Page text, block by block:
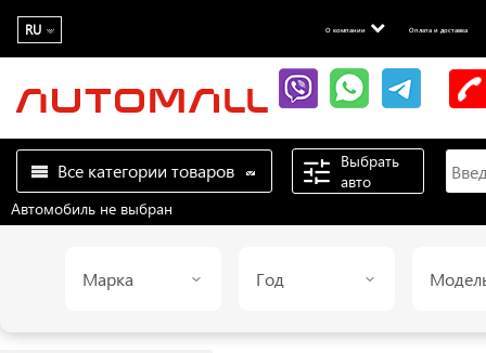
RU О компании Оплата и доставка
Все категории товаров
Выбрать
авто
Автомобиль не выбран
Марка Год